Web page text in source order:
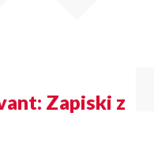
Zapiski z